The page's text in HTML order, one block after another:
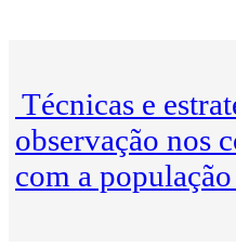
Técnicas e
observação nos
com a